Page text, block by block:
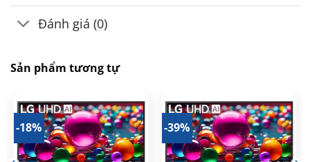
Đánh giá (0)
Sản phẩm tương tự
-18% -39%